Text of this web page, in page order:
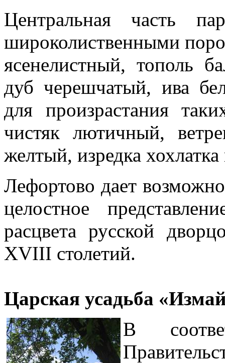
Центральная часть
широколиственными
ясенелистный, тополь
дуб черешчатый, ива
для произрастания
чистяк лютичный,
желтый, изредка хохлатка
Лефортово дает
целостное
расцвета русской
XVIII столетий.
Царская усадьба
В